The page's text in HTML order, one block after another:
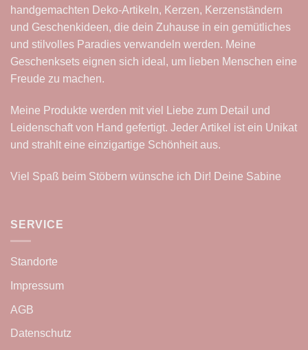
handgemachten Deko-Artikeln, Kerzen, Kerzenständern
und Geschenkideen, die dein Zuhause in ein gemütliches
und stilvolles Paradies verwandeln werden. Meine
Geschenksets eignen sich ideal, um lieben Menschen eine
Freude zu machen.
Meine Produkte werden mit viel Liebe zum Detail und
Leidenschaft von Hand gefertigt. Jeder Artikel ist ein Unikat
und strahlt eine einzigartige Schönheit aus.
Viel Spaß beim Stöbern wünsche ich Dir! Deine Sabine
SERVICE
Standorte
Impressum
AGB
Datenschutz